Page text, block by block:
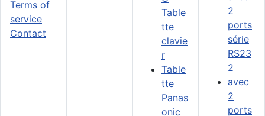
Terms of
service
Contact
Table
tte
clavie
r
Table
tte
Panas
onic
2
ports
série
RS23
2
avec
2
ports